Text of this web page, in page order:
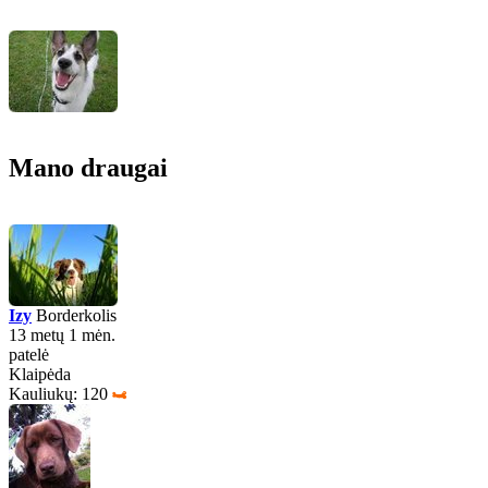
Mano draugai
Izy Borderkolis
13 metų 1 mėn.
patelė
Klaipėda
Kauliukų: 120